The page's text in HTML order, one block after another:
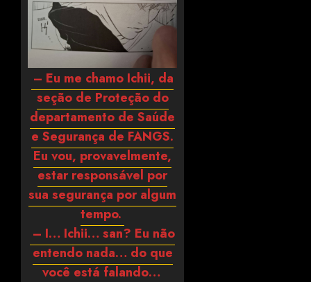
– Eu me chamo Ichii, da
seção de Proteção do
departamento de Saúde
e Segurança de FANGS.
Eu vou, provavelmente,
estar responsável por
sua segurança por algum
tempo.
– I… Ichii… san? Eu não
entendo nada… do que
você está falando…